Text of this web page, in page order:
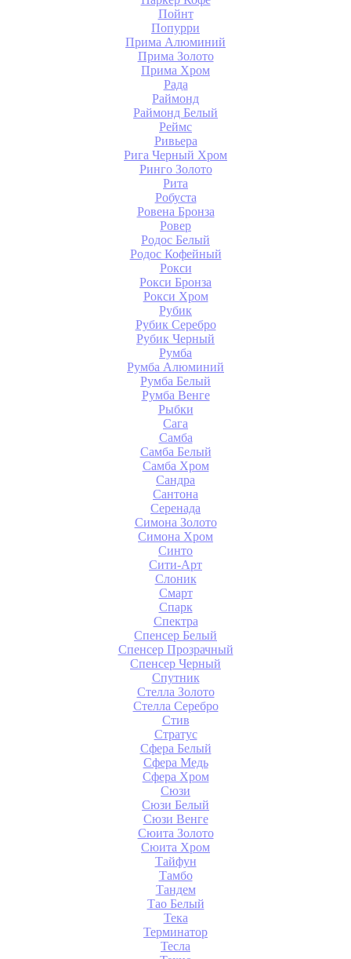
Пойнт
Попурри
Прима Алюминий
Прима Золото
Прима Хром
Рада
Раймонд
Раймонд Белый
Реймс
Ривьера
Рига Черный Хром
Ринго Золото
Рита
Робуста
Ровена Бронза
Ровер
Родос Белый
Родос Кофейный
Рокси
Рокси Бронза
Рокси Хром
Рубик
Рубик Серебро
Рубик Черный
Румба
Румба Алюминий
Румба Белый
Румба Венге
Рыбки
Сага
Самба
Самба Белый
Самба Хром
Сандра
Сантона
Серенада
Симона Золото
Симона Хром
Синто
Сити-Арт
Слоник
Смарт
Спарк
Спектра
Спенсер Белый
Спенсер Прозрачный
Спенсер Черный
Спутник
Стелла Золото
Стелла Серебро
Стив
Стратус
Сфера Белый
Сфера Медь
Сфера Хром
Сюзи
Сюзи Белый
Сюзи Венге
Сюита Золото
Сюита Хром
Тайфун
Тамбо
Тандем
Тао Белый
Тека
Терминатор
Тесла